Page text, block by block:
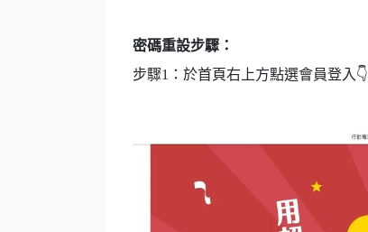
密碼重設步驟：
步驟1：於首頁右上方點選會員登入👇